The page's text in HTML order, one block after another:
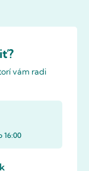
vám radi
16:00